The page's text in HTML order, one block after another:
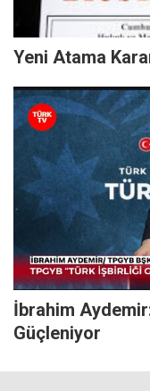
Yeni Atama
İbrahim
Güçleniyor